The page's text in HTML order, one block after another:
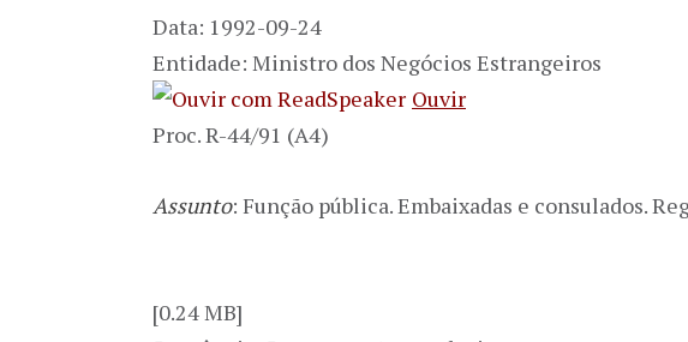
Data: 1992-09-24
Entidade: Ministro dos Negócios Estrangeiros
Ouvir
Proc. R-44/91 (A4)
Assunto: Função pública. Embaixadas e consulados.
[0.24 MB]